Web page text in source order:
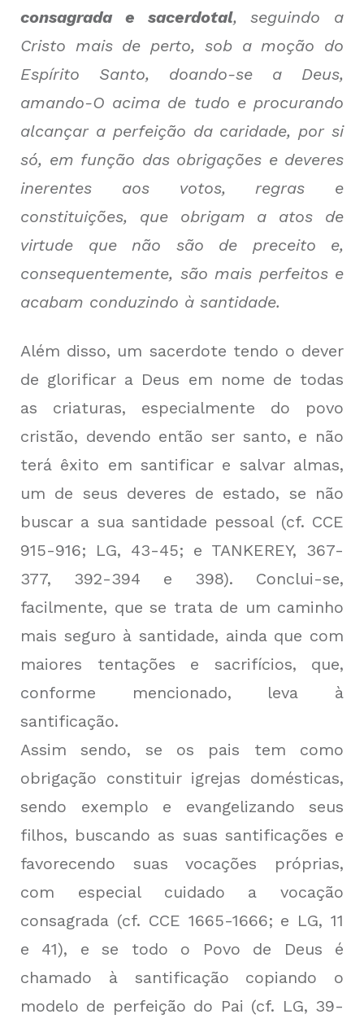
consagrada e sacerdotal, seguindo a
Cristo mais de perto, sob a moção do
Espírito Santo, doando-se a Deus,
amando-O acima de tudo e procurando
alcançar a perfeição da caridade, por si
só, em função das obrigações e deveres
inerentes aos votos, regras e
constituições, que obrigam a atos de
virtude que não são de preceito e,
consequentemente, são mais perfeitos e
acabam conduzindo à santidade.
Além disso, um sacerdote tendo o dever
de glorificar a Deus em nome de todas
as criaturas, especialmente do povo
cristão, devendo então ser santo, e não
terá êxito em santificar e salvar almas,
um de seus deveres de estado, se não
buscar a sua santidade pessoal (cf. CCE
915-916; LG, 43-45; e TANKEREY, 367-
377, 392-394 e 398). Conclui-se,
facilmente, que se trata de um caminho
mais seguro à santidade, ainda que com
maiores tentações e sacrifícios, que,
conforme mencionado, leva à
santificação.
Assim sendo, se os pais tem como
obrigação constituir igrejas domésticas,
sendo exemplo e evangelizando seus
filhos, buscando as suas santificações e
favorecendo suas vocações próprias,
com especial cuidado a vocação
consagrada (cf. CCE 1665-1666; e LG, 11
e 41), e se todo o Povo de Deus é
chamado à santificação copiando o
modelo de perfeição do Pai (cf. LG, 39-